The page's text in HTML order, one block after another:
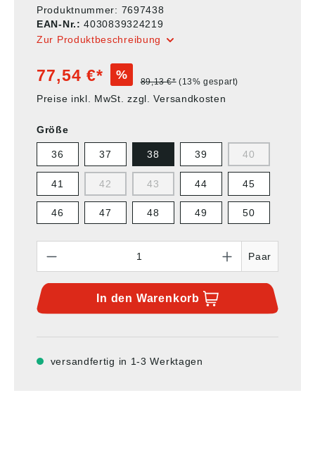
Produktnummer: 7697438
EAN-Nr.:4030839324219
Zur Produktbeschreibung
77,54 €* % 89,13 €* (13% gespart)
Preise inkl. MwSt. zzgl. Versandkosten
Größe
36 37 38 39 40
41 42 43 44 45
46 47 48 49 50
Paar
In den Warenkorb
versandfertig in 1-3 Werktagen